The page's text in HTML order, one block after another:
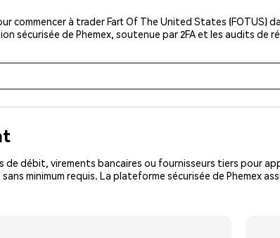
commencer à trader Fart Of The United States (FOTUS)
sécurisée de Phemex, soutenue par 2FA et les audits de
débit, virements bancaires ou fournisseurs tiers pour
minimum requis. La plateforme sécurisée de Phemex